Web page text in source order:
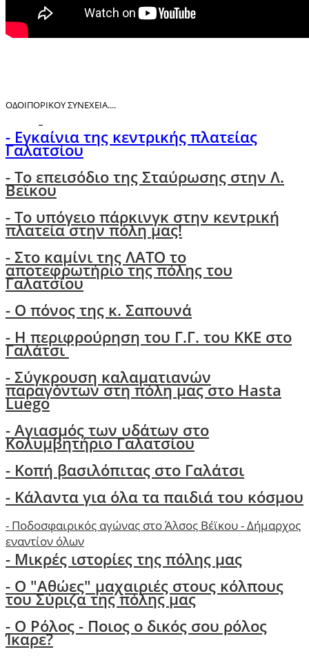
ΟΔΟΙΠΟΡΙΚΟΥ ΣΥΝΕΧΕΙΑ....
- Εγκαίνια της κεντρικής πλατείας
Γαλατσίου
- Το επεισόδιο της Σταύρωσης στην Λ.
Βεϊκου
- Το υπόγειο πάρκινγκ στην κεντρική
πλατεία στην πόλη μας!
- Στο καμίνι της ΛΑΤΟ το
αποτεφρωτήριο της πόλης του
Γαλατσίου
- Ο πόνος της κ. Σαπουνά
- H περιφρούρηση του Γ.Γ. του ΚΚΕ στο
Γαλάτσι
-Σύγκρουση καλαματιανών
παραγόντων στη πόλη μας στο Hasta
Luego
- Αγιασμός των υδάτων στο
Κολυμβητήριο Γαλατσίου
- Κοπή βασιλόπιτας στο Γαλάτσι
- Κάλαντα για όλα τα παιδιά του κόσμου
- Ποδοσφαιρικός αγώνας στο Άλσος Βέϊκου - Δήμαρχος
εναντίον όλων
- Μικρές ιστορίες της πόλης μας
- Ο "Αθώες" μαχαιριές στους κόλπους
του Σύριζα της πόλης μας
- Ο Ρόλος - Ποιος ο δικός σου ρόλος
Ίκαρε?